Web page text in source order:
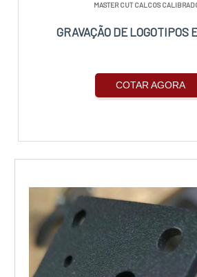
MASTER CUT CALCOS
GRAVAÇÃO DE LOGOTIPOS
COTAR AGORA